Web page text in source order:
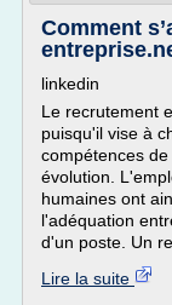
Comment
linkedin
Le recrutement
puisqu'il vise à
compétences
évolution.
humaines ont
l'adéquation
d'un poste. Un
Lire la suite